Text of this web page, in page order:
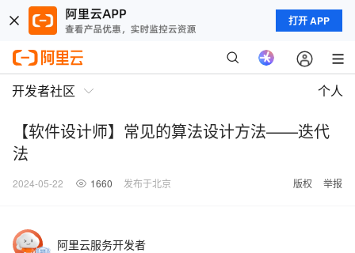
打开 APP
开发者社区 个人
【软件设计师】常见的算法设计方法——迭代
法
2024-05-22 1660 发布于北京 版权 举报
阿里云服务开发者